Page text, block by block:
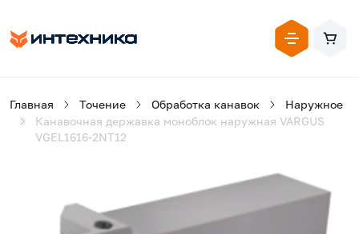
Главная Точение Обработка канавок
Наружное
Канавочная державка моноблок наружная VARGUS
VGEL1616-2NT12